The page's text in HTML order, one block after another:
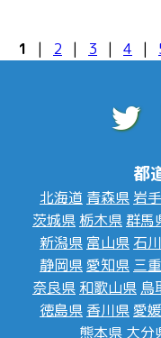
1 | 2 | 3 | 4 |
都
北海道 青森県 岩
茨城県 栃木県群馬
新潟県 富山県 石
静岡県愛知県 三
奈良県 和歌山県 鳥
徳島県 香川県愛
熊本県 大分